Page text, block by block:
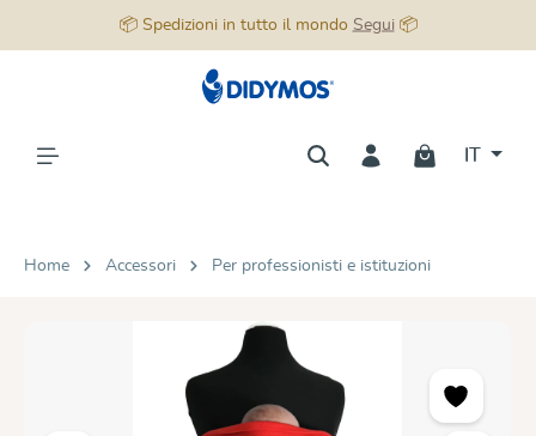
📦 Spedizioni in tutto il mondo Segui📦
Home Accessori Per professionisti e istituzioni